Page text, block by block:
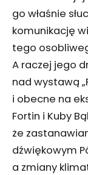
go właśnie
komunikację
tego
A raczej jego
nad wystawą
i obecne na
Fortin i Kuby
że
dźwiękowym
a zmiany